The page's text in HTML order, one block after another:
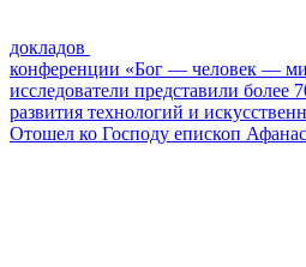
докладов
конференции «Бог — человек —
исследователи представили более
развития технологий и
Отошел ко Господу епископ